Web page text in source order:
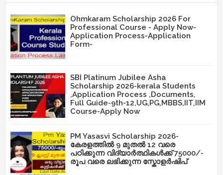
Ohmkaram Scholarship 2026 For
Professional Course - Apply Now-
Application Process-Application
Form-
SBI Platinum Jubilee Asha
Scholarship 2026-kerala Students
,Application Process ,Documents,
Full Guide-9th-12,UG,PG,MBBS,IIT,IIM
Course-Apply Now
PM Yasasvi Scholarship 2026-
കേരളത്തിൽ 9 മുതൽ 12 വരെ
പഠിക്കുന്ന വിദ്യാർത്ഥികൾക്ക് 75000/-
രൂപ വരെ ലഭിക്കുന്ന സ്കോളർഷിപ്